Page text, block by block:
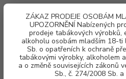
ZÁKAZ PRODEJE OSOBÁM
UPOZORNĚNÍ Nabízených
prodeje tabákových výrobků,
alkoholu osobám mladším 18-
Sb. o opatřeních k ochraně
tabákovými výrobky, alkoholem
a o změně souvisejících zákonů
Sb., č. 274/2008 Sb.